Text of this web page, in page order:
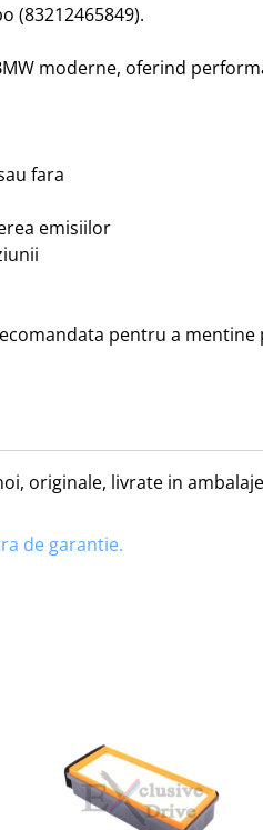
(83212465849).
moderne, oferind
fara
emisiilor
pentru a
originale, livrate in
de garantie.